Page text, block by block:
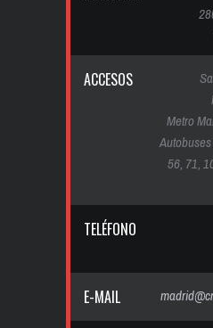
ACCESOS
Metro
56, 71,
TELÉFONO
E-MAIL